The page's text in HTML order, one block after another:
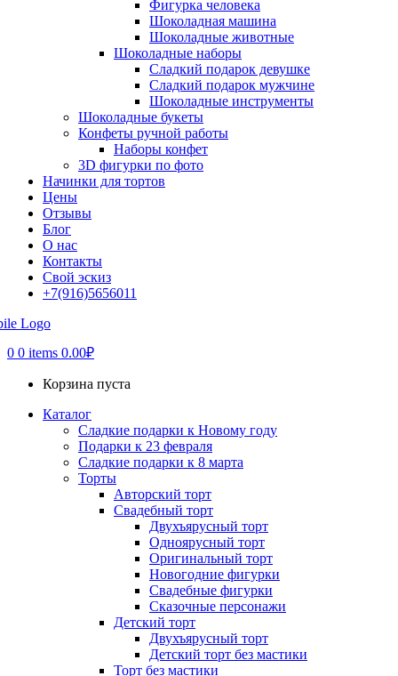
Фигурка человека
Шоколадная машина
Шоколадные животные
Шоколадные наборы
Сладкий подарок девушке
Сладкий подарок мужчине
Шоколадные инструменты
Шоколадные букеты
Конфеты ручной работы
Наборы конфет
3D фигурки по фото
Начинки для тортов
Цены
Отзывы
Блог
О нас
Контакты
Свой эскиз
+7(916)5656011
0 0 items 0.00₽
Корзина пуста
Каталог
Сладкие подарки к Новому году
Подарки к 23 февраля
Сладкие подарки к 8 марта
Торты
Авторский торт
Свадебный торт
Двухъярусный торт
Одноярусный торт
Оригинальный торт
Новогодние фигурки
Свадебные фигурки
Сказочные персонажи
Детский торт
Двухъярусный торт
Детский торт без мастики
Торт без мастики